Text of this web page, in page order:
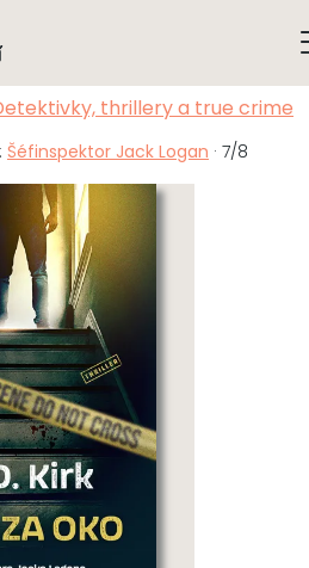
thrillery a true crime
Šéfinspektor Jack Logan · 7/8